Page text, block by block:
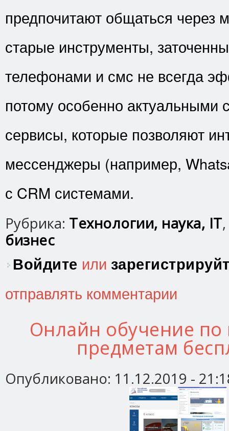
предпочитают общаться через
старые инструменты,
телефонами и смс не всегда
потому особенно актуальными
сервисы, которые позволяют
мессенджеры (например,
с CRM системами.
Рубрика: Технологии, наука, IT,
бизнес
Войдите или
отправлять комментарии
Онлайн обучение
предметам
Опубликовано: 11.12.2019 -